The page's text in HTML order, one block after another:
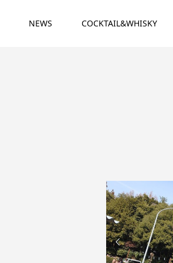
NEWS COCKTAIL&WHISKY
